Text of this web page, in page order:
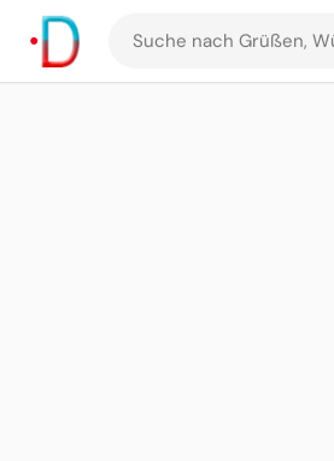
Suche
nach